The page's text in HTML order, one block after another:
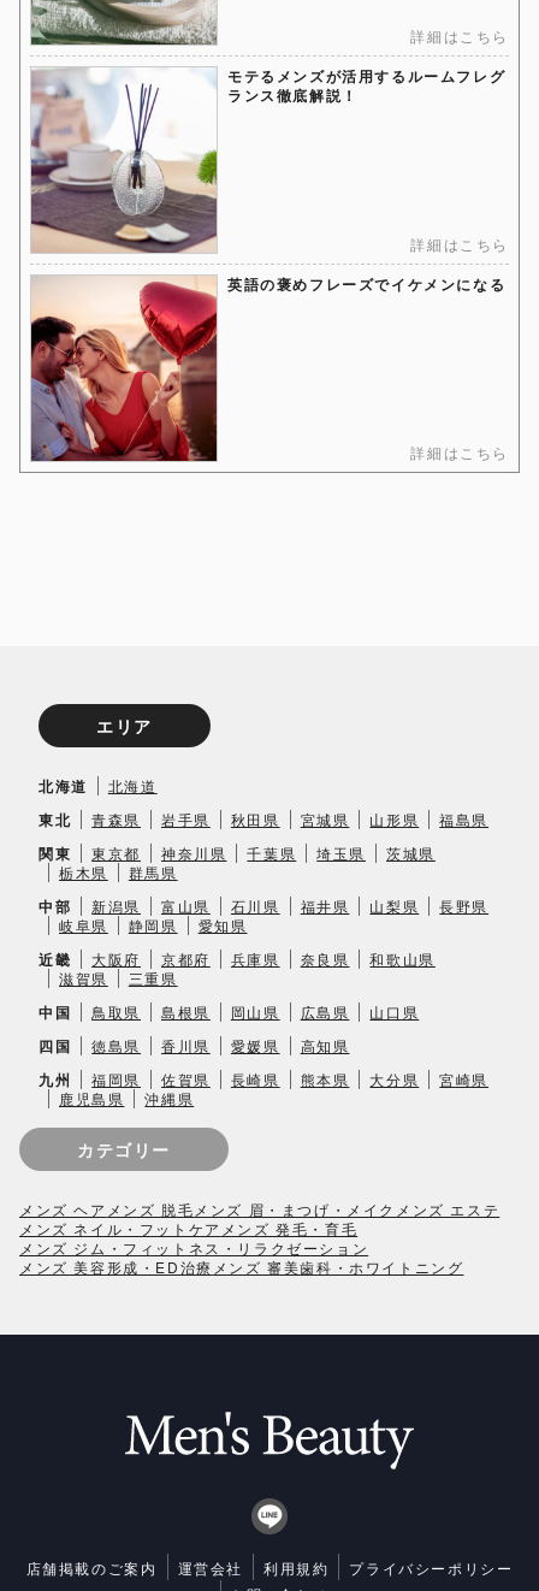
詳細はこちら
モテるメンズが活用するルームフレグ
ランス徹底解説！
詳細はこちら
英語の褒めフレーズでイケメンになる
詳細はこちら
エリア
北海道 北海道
東北 青森県 岩手県 秋田県 宮城県 山形県 福島県
関東 東京都 神奈川県 千葉県 埼玉県
茨城県
栃木県
群馬県
中部 新潟県 富山県 石川県 福井県 山梨県
長野県
岐阜県
静岡県 愛知県
近畿 大阪府 京都府 兵庫県 奈良県
和歌山県
滋賀県
三重県
中国 鳥取県 島根県 岡山県 広島県 山口県
四国 徳島県 香川県 愛媛県 高知県
九州 福岡県 佐賀県 長崎県 熊本県 大分県
宮崎県
鹿児島県
沖縄県
カテゴリー
メンズ ヘア メンズ 脱毛 メンズ 眉・まつげ・メイク メンズ エステ
メンズ ネイル・フットケア メンズ 発毛・育毛
メンズ ジム・フィットネス・リラクゼーション
メンズ 美容形成・ED治療 メンズ 審美歯科・ホワイトニング
店舗掲載のご案内 運営会社 利用規約
プライバシーポリシー